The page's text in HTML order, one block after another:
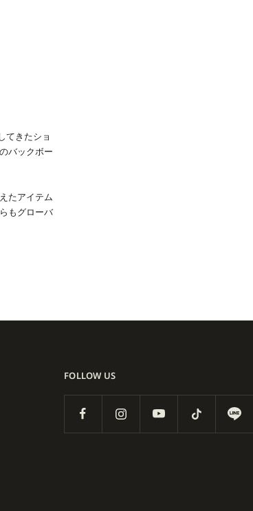
てきたショ
バックボー
たアイテム
もグローバ
ションも展
FOLLOW US